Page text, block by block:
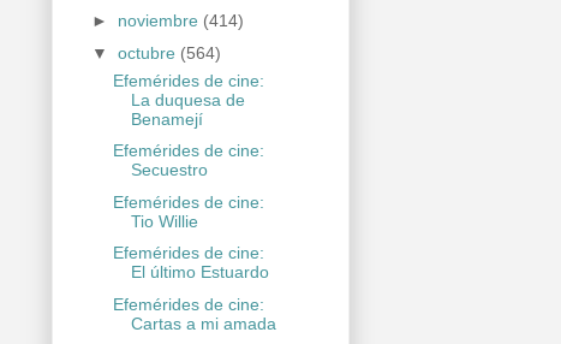
► noviembre (414)
▼ octubre (564)
Efemérides de cine:
La duquesa de
Benamejí
Efemérides de cine:
Secuestro
Efemérides de cine:
Tio Willie
Efemérides de cine:
El último Estuardo
Efemérides de cine:
Cartas a mi amada